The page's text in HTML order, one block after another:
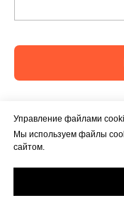
Управление файлами
Мы используем файлы
сайтом.